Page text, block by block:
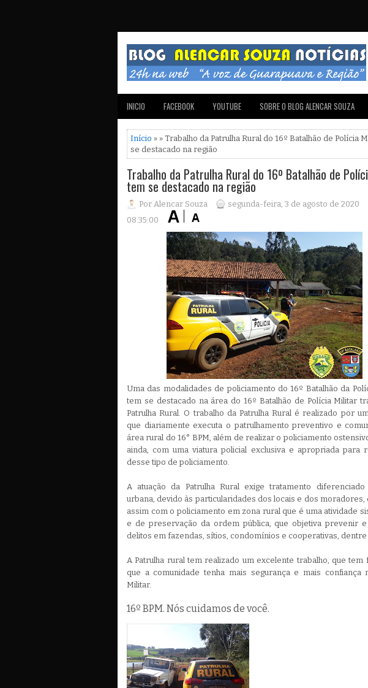
INICIO FACEBOOK YOUTUBE SOBRE O BLOG ALENCAR SOUZA
Início » » Trabalho da Patrulha Rural do 16º Batalhão de Polícia
se destacado na região
Trabalho da Patrulha Rural do 16º Batalhão de
tem se destacado na região
Por Alencar Souza segunda-feira, 3 de agosto de 2020
08:35:00
Uma das modalidades de policiamento do 16º Batalhão da
tem se destacado na área do 16º Batalhão de Polícia Militar
Patrulha Rural. O trabalho da Patrulha Rural é realizado por
que diariamente executa o patrulhamento preventivo e
área rural do 16° BPM, além de realizar o policiamento
ainda, com uma viatura policial exclusiva e apropriada para
desse tipo de policiamento.
A atuação da Patrulha Rural exige tratamento
urbana, devido às particularidades dos locais e dos moradores,
assim com o policiamento em zona rural que é uma atividade
e de preservação da ordem pública, que objetiva prevenir
delitos em fazendas, sítios, condomínios e cooperativas, dentre
A Patrulha rural tem realizado um excelente trabalho, que tem
que a comunidade tenha mais segurança e mais confiança
Militar.
16º BPM. Nós cuidamos de você.